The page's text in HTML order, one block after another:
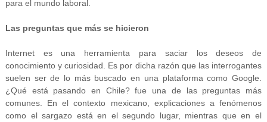
para el mundo laboral.
Las preguntas que más se hicieron
Internet es una herramienta para saciar los deseos de
conocimiento y curiosidad. Es por dicha razón que las interrogantes
suelen ser de lo más buscado en una plataforma como Google.
¿Qué está pasando en Chile? fue una de las preguntas más
comunes. En el contexto mexicano, explicaciones a fenómenos
como el sargazo está en el segundo lugar, mientras que en el